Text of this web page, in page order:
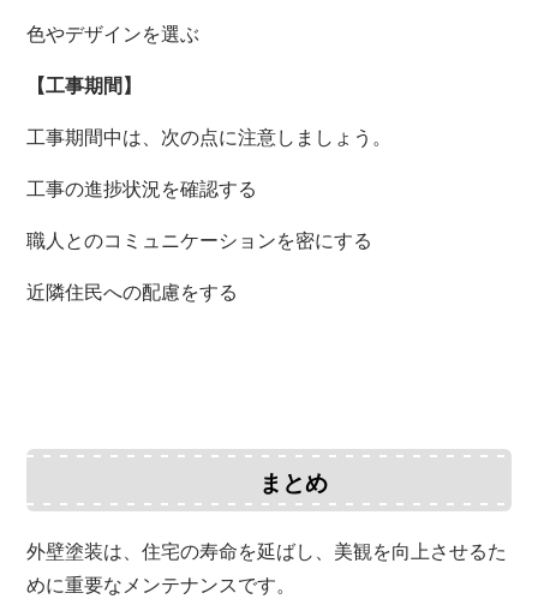
色やデザインを選ぶ
【工事期間】
工事期間中は、次の点に注意しましょう。
工事の進捗状況を確認する
職人とのコミュニケーションを密にする
近隣住民への配慮をする
まとめ
外壁塗装は、住宅の寿命を延ばし、美観を向上させるた
めに重要なメンテナンスです。